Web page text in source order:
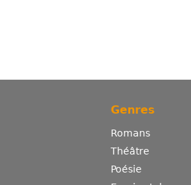
Genres
Romans
Théâtre
Poésie